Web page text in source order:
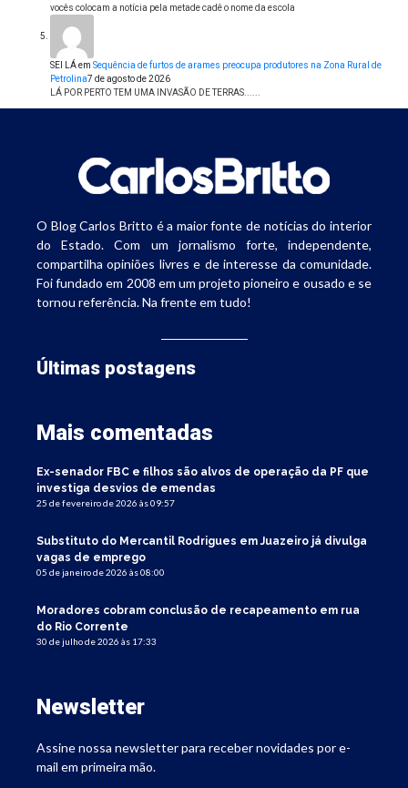
vocês colocam a notícia pela metade cadê o nome da escola
SEI LÁem Sequência de furtos de arames preocupa produtores na Zona Rural de
Petrolina7 de agosto de 2026
LÁ POR PERTO TEM UMA INVASÃO DE TERRAS......
O Blog Carlos Britto é a maior fonte de notícias do interior
do Estado. Com um jornalismo forte, independente,
compartilha opiniões livres e de interesse da comunidade.
Foi fundado em 2008 em um projeto pioneiro e ousado e se
tornou referência. Na frente em tudo!
Últimas postagens
Mais comentadas
Ex-senador FBC e filhos são alvos de operação da PF que
investiga desvios de emendas
25 de fevereiro de 2026 às 09:57
Substituto do Mercantil Rodrigues em Juazeiro já divulga
vagas de emprego
05 de janeiro de 2026 às 08:00
Moradores cobram conclusão de recapeamento em rua
do Rio Corrente
30 de julho de 2026 às 17:33
Newsletter
Assine nossa newsletter para receber novidades por e-
mail em primeira mão.